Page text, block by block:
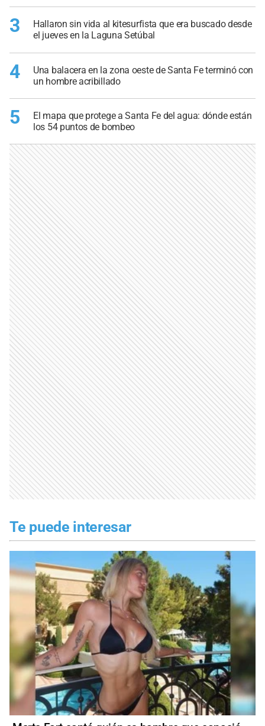
3
Hallaron sin vida al kitesurfista que era buscado desde
el jueves en la Laguna Setúbal
4
Una balacera en la zona oeste de Santa Fe terminó con
un hombre acribillado
5
El mapa que protege a Santa Fe del agua: dónde están
los 54 puntos de bombeo
Te puede interesar